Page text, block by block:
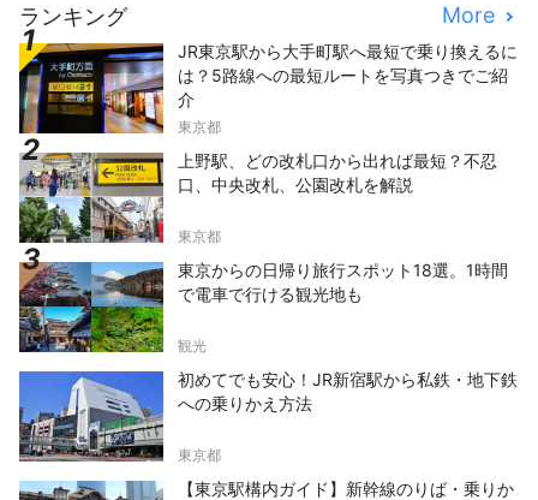
ランキング More
JR東京駅から大手町駅へ最短で乗り換えるに
は？5路線への最短ルートを写真つきでご紹
介
東京都
上野駅、どの改札口から出れば最短？不忍
口、中央改札、公園改札を解説
東京都
東京からの日帰り旅行スポット18選。1時間
で電車で行ける観光地も
観光
初めてでも安心！JR新宿駅から私鉄・地下鉄
への乗りかえ方法
東京都
【東京駅構内ガイド】新幹線のりば・乗りか